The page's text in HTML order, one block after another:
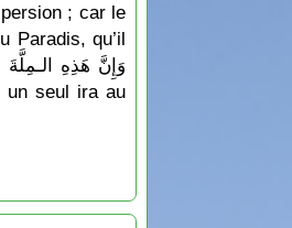
Paradis, qu’il